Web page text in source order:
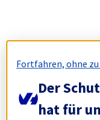
Fortfahren, ohne
Der
hat für